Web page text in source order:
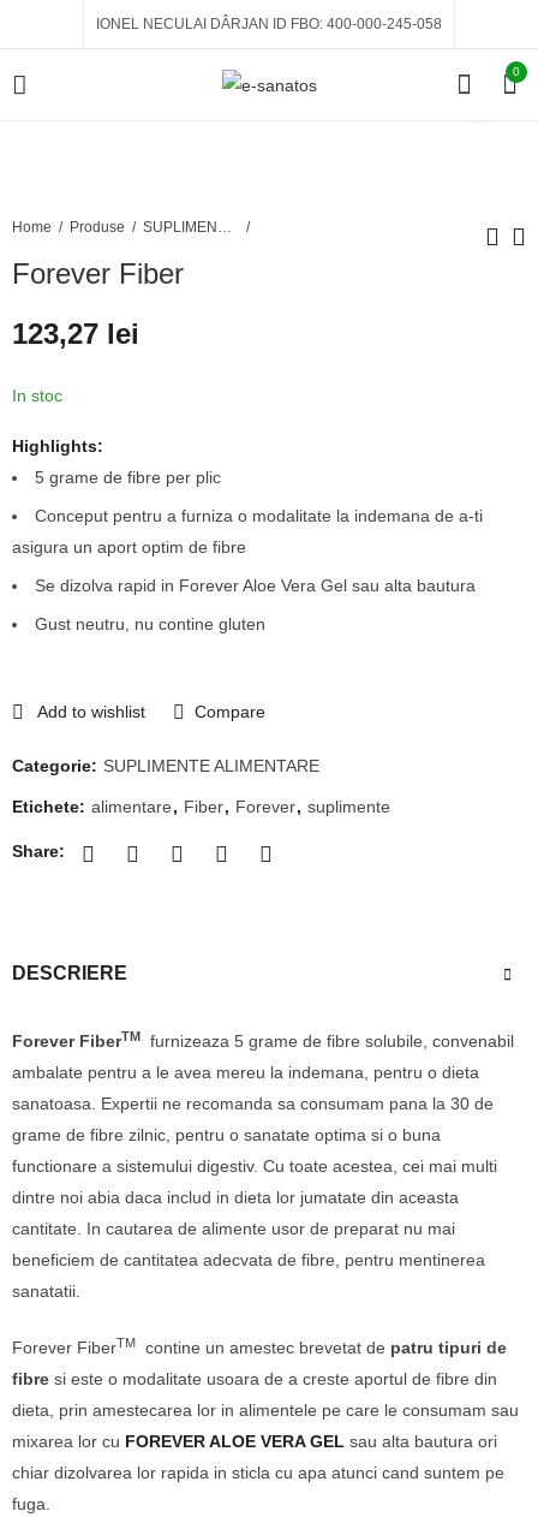
IONEL NECULAI DÂRJAN ID FBO: 400-000-245-058
0
Home Produse SUPLIMENTE ALIMENTARE
Forever Fiber
123,27 lei
In stoc
Highlights:
5 grame de fibre per plic
Conceput pentru a furniza o modalitate la indemana de a-ti
asigura un aport optim de fibre
Se dizolva rapid in Forever Aloe Vera Gel sau alta bautura
Gust neutru, nu contine gluten
Add to wishlist Compare
Categorie: SUPLIMENTE ALIMENTARE
Etichete: alimentare, Fiber, Forever, suplimente
Share:
DESCRIERE
Forever FiberTM
furnizeaza 5 grame de fibre solubile, convenabil
ambalate pentru a le avea mereu la indemana, pentru o dieta
sanatoasa. Expertii ne recomanda sa consumam pana la 30 de
grame de fibre zilnic, pentru o sanatate optima si o buna
functionare a sistemului digestiv. Cu toate acestea, cei mai multi
dintre noi abia daca includ in dieta lor jumatate din aceasta
cantitate. In cautarea de alimente usor de preparat nu mai
beneficiem de cantitatea adecvata de fibre, pentru mentinerea
sanatatii.
Forever FiberTM contine un amestec brevetat de patru tipuri de
fibre si este o modalitate usoara de a creste aportul de fibre din
dieta, prin amestecarea lor in alimentele pe care le consumam sau
mixarea lor cu FOREVER ALOE VERA GEL sau alta bautura ori
chiar dizolvarea lor rapida in sticla cu apa atunci cand suntem pe
fuga.